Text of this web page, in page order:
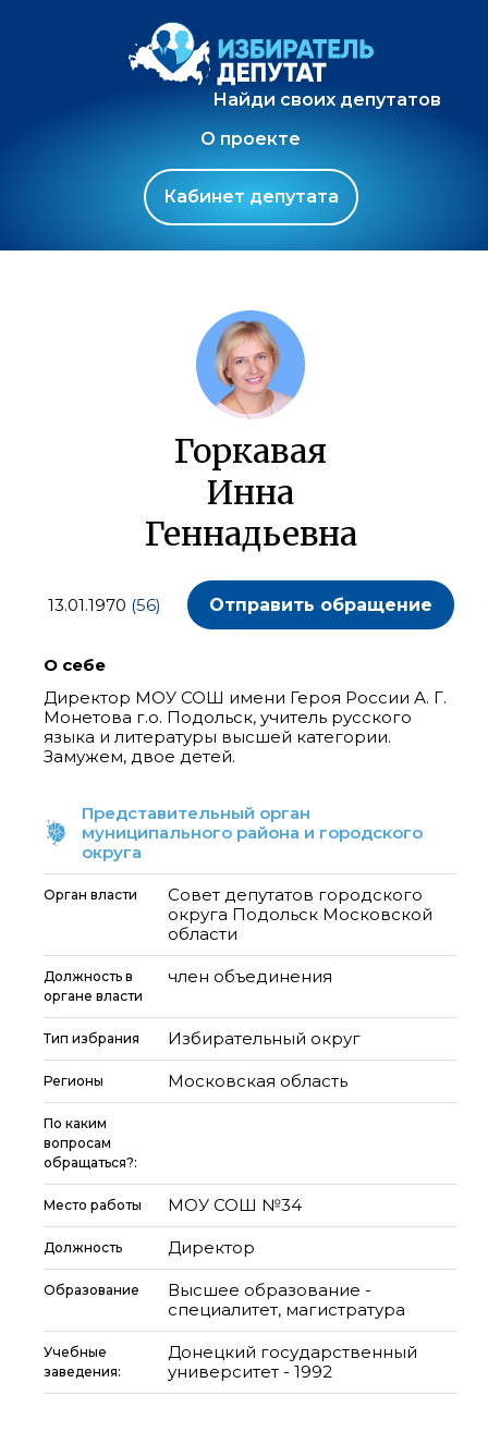
Найди своих депутатов
О проекте
Кабинет депутата
Горкавая
Инна
Геннадьевна
13.01.1970 (56) Отправить обращение
О себе
Директор МОУ СОШ имени Героя России А. Г.
Монетова г.о. Подольск, учитель русского
языка и литературы высшей категории.
Замужем, двое детей.
Представительный орган
муниципального района и городского
округа
Орган власти
Совет депутатов городского
округа Подольск Московской
области
Должность в
органе власти
член объединения
Тип избрания Избирательный округ
Регионы Московская область
По каким
вопросам
обращаться?:
Место работы МОУ СОШ №34
Должность Директор
Образование
Высшее образование -
специалитет, магистратура
Учебные
заведения:
Донецкий государственный
университет - 1992